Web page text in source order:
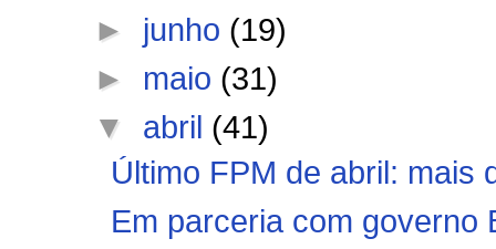
► junho (19)
► maio (31)
▼ abril (41)
Último FPM de abril: mais
Em parceria com governo